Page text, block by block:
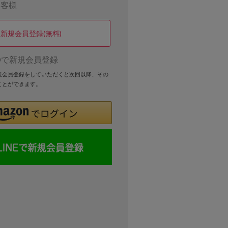
様
新規会員登録(無料)
新規会員登録
員登録をしていただくと次回以降、その
ができます。